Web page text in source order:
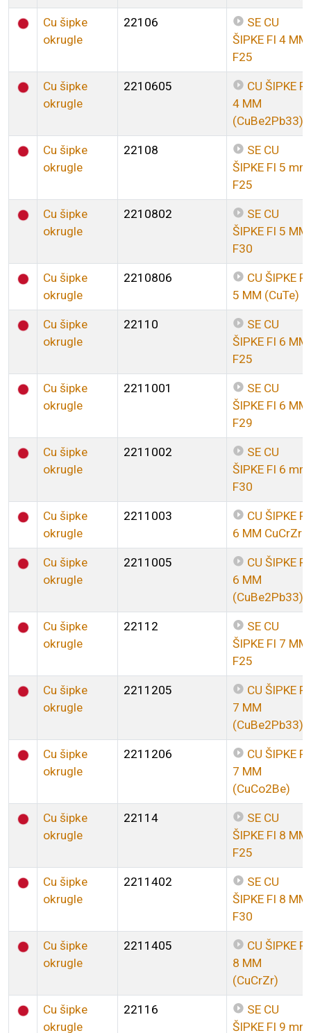
Cu šipke
okrugle
22106
SE CU
ŠIPKE FI 4 MM
F25
Cu šipke
okrugle
2210605
CU ŠIPKE FI
4 MM
(CuBe2Pb33)
Cu šipke
okrugle
22108
SE CU
ŠIPKE FI 5 mm
F25
Cu šipke
okrugle
2210802
SE CU
ŠIPKE FI 5 MM
F30
Cu šipke
okrugle
2210806
CU ŠIPKE FI
5 MM (CuTe)
Cu šipke
okrugle
22110
SE CU
ŠIPKE FI 6 MM
F25
Cu šipke
okrugle
2211001
SE CU
ŠIPKE FI 6 MM
F29
Cu šipke
okrugle
2211002
SE CU
ŠIPKE FI 6 mm
F30
Cu šipke
okrugle
2211003
CU ŠIPKE FI
6 MM CuCrZr
Cu šipke
okrugle
2211005
CU ŠIPKE FI
6 MM
(CuBe2Pb33)
Cu šipke
okrugle
22112
SE CU
ŠIPKE FI 7 MM
F25
Cu šipke
okrugle
2211205
CU ŠIPKE FI
7 MM
(CuBe2Pb33)
Cu šipke
okrugle
2211206
CU ŠIPKE FI
7 MM
(CuCo2Be)
Cu šipke
okrugle
22114
SE CU
ŠIPKE FI 8 MM
F25
Cu šipke
okrugle
2211402
SE CU
ŠIPKE FI 8 MM
F30
Cu šipke
okrugle
2211405
CU ŠIPKE FI
8 MM
(CuCrZr)
Cu šipke
okrugle
22116
SE CU
ŠIPKE FI 9 mm